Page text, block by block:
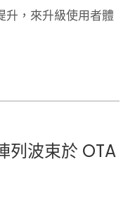
升，來升級使用者體
列波束於 OTA